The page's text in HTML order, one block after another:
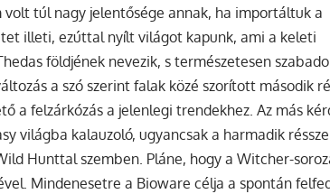
túl nagy jelentősége annak, ha importáltuk a
illeti, ezúttal nyílt világot kapunk, ami a keleti
földjének nevezik, s természetesen
a szó szerint falak közé szorított második
a felzárkózás a jelenlegi trendekhez. Az más
világba kalauzoló, ugyancsak a harmadik
Hunttal szemben. Pláne, hogy a Witcher-
Mindenesetre a Bioware célja a spontán